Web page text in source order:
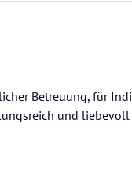
Betreuung, für
und